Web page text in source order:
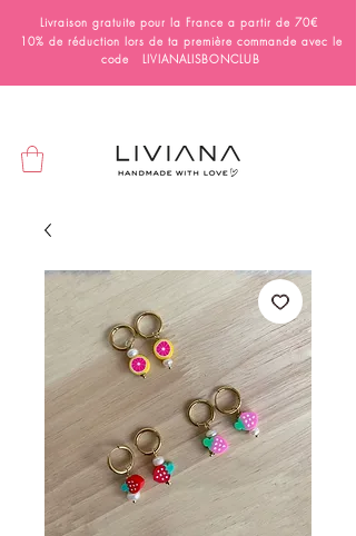
Livraison gratuite pour la France a partir de 70€
10% de réduction lors de ta première commande avec le
code LIVIANALISBONCLUB